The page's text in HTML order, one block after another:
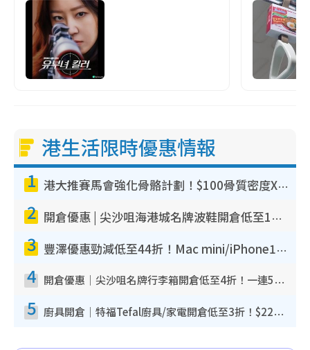
港生活限時優惠情報
1 港大推賽馬會強化骨骼計劃！$100骨質密度X光檢查 完成免費運動訓練送超市禮券！附參加資格
2 開倉優惠 | 尖沙咀海港城名牌波鞋開倉低至1折！On鞋$899起／Joy&Peace鞋履$98起
3 豐澤優惠勁減低至44折！Mac mini/iPhone17Pro大減價！廚房家電$220起
4 開倉優惠｜尖沙咀名牌行李箱開倉低至4折！一連5日 American Tourister/ace./Hallmark $200起！
5 廚具開倉｜特福Tefal廚具/家電開倉低至3折！$220起買平底鍋/炒鑊/湯煲！電飯煲/吸塵機/燙斗$418起